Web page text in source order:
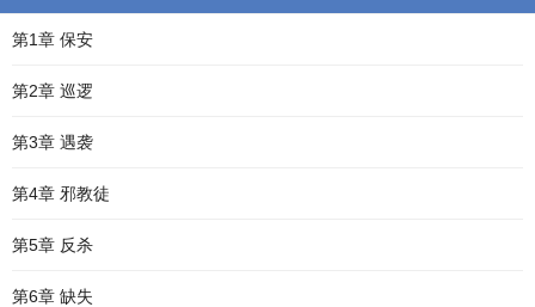
第1章 保安
第2章 巡逻
第3章 遇袭
第4章 邪教徒
第5章 反杀
第6章 缺失